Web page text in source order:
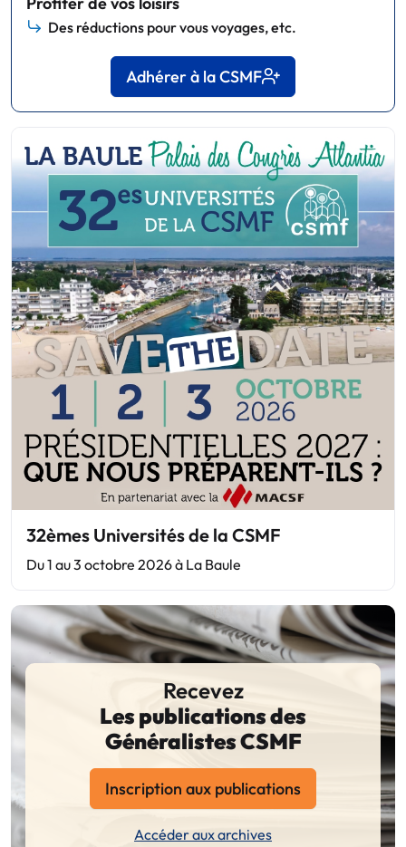
Des réductions pour vous voyages, etc.
Adhérer à la CSMF
32èmes Universités de la CSMF
Du 1 au 3 octobre 2026 à La Baule
Recevez
Les publications des
Généralistes CSMF
Inscription aux publications
Accéder aux archives